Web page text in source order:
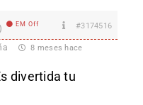
EM Off #3174516
8 meses hace
divertida tu